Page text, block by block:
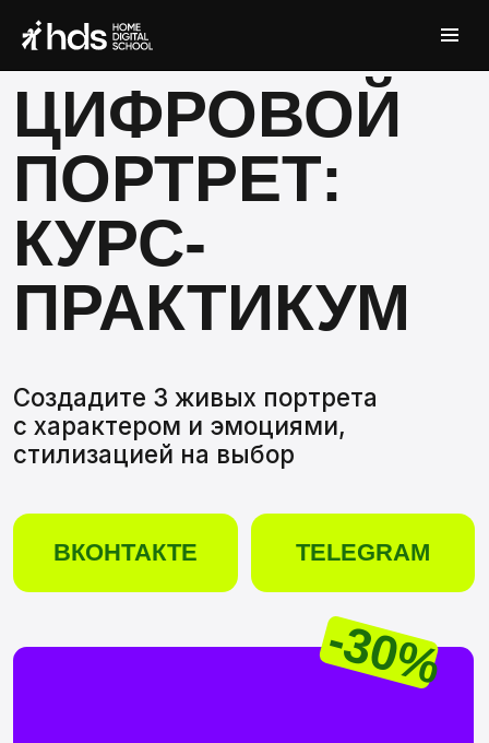
ЦИФРОВОЙ
ПОРТРЕТ:
КУРС-
ПРАКТИКУМ
Создадите 3 живых портрета
0 дней
-30%
TELEGRAM
ВКОНТАКТЕ